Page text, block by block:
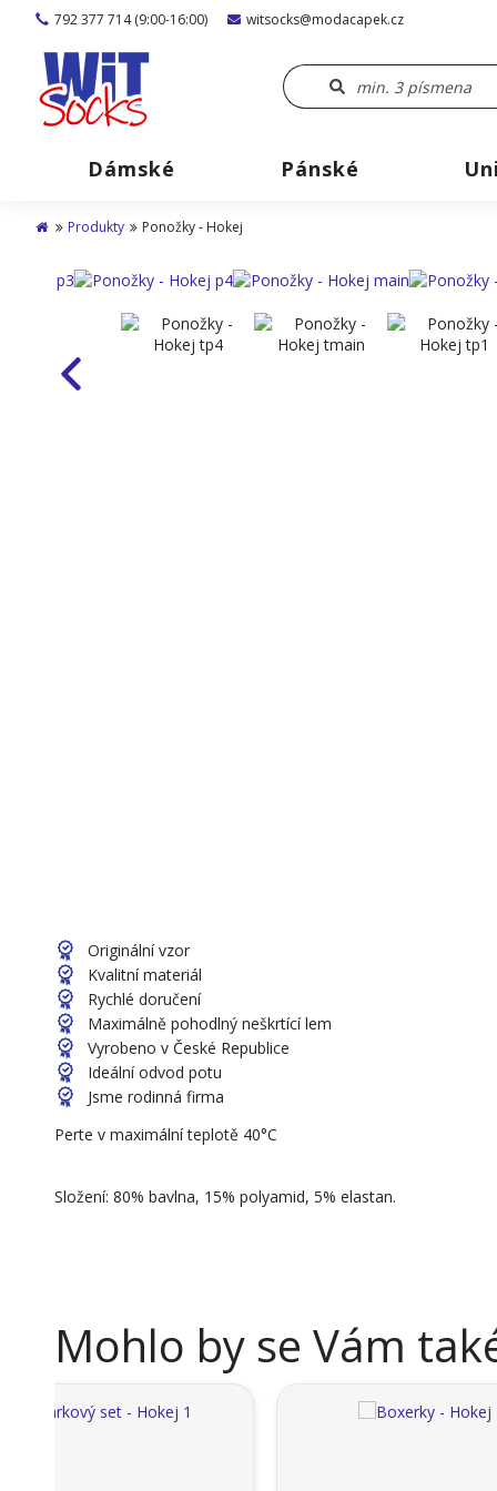
792 377 714 (9:00-16:00) witsocks@modacapek.cz
Dámské Pánské
Produkty Ponožky - Hokej
Originální vzor
Kvalitní materiál
Rychlé doručení
Maximálně pohodlný neškrtící lem
Vyrobeno v České Republice
Ideální odvod potu
Jsme rodinná firma
Perte v maximální teplotě 40°C
Složení: 80% bavlna, 15% polyamid, 5% elastan.
Mohlo by se Vám